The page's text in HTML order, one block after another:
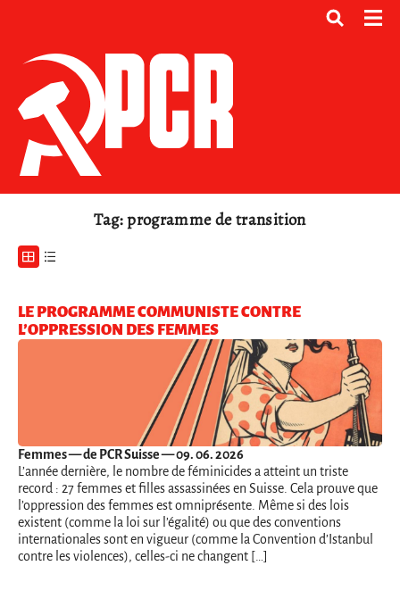
Tag: programme de transition
LE PROGRAMME COMMUNISTE CONTRE
L’OPPRESSION DES FEMMES
Femmes— de PCR Suisse — 09. 06. 2026
L’année dernière, le nombre de féminicides a atteint un triste
record : 27 femmes et filles assassinées en Suisse. Cela prouve que
l’oppression des femmes est omniprésente. Même si des lois
existent (comme la loi sur l’égalité) ou que des conventions
internationales sont en vigueur (comme la Convention d’Istanbul
contre les violences), celles-ci ne changent […]